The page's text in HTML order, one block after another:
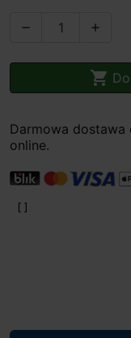
 

Darmowa dostawa
online.